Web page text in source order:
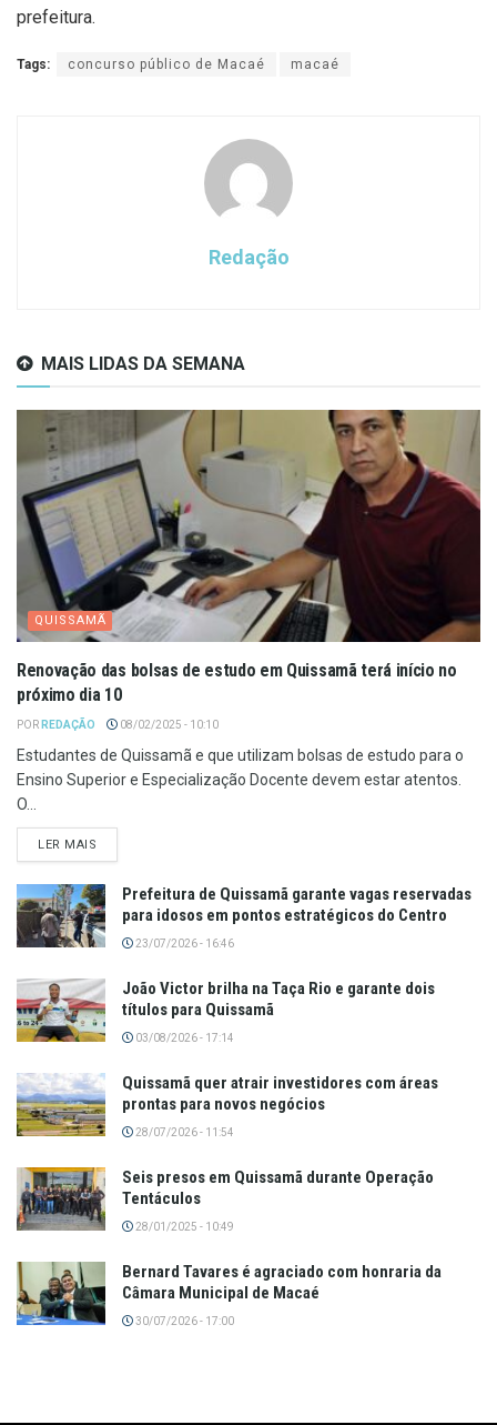
prefeitura.
Tags: concurso público de Macaé macaé
Redação
MAIS LIDAS DA SEMANA
QUISSAMÃ
Renovação das bolsas de estudo em Quissamã terá início no
próximo dia 10
POR REDAÇÃO 08/02/2025 - 10:10
Estudantes de Quissamã e que utilizam bolsas de estudo para o
Ensino Superior e Especialização Docente devem estar atentos.
O...
LER MAIS
Prefeitura de Quissamã garante vagas reservadas
para idosos em pontos estratégicos do Centro
23/07/2026 - 16:46
João Victor brilha na Taça Rio e garante dois
títulos para Quissamã
03/08/2026 - 17:14
Quissamã quer atrair investidores com áreas
prontas para novos negócios
28/07/2026 - 11:54
Seis presos em Quissamã durante Operação
Tentáculos
28/01/2025 - 10:49
Bernard Tavares é agraciado com honraria da
Câmara Municipal de Macaé
30/07/2026 - 17:00